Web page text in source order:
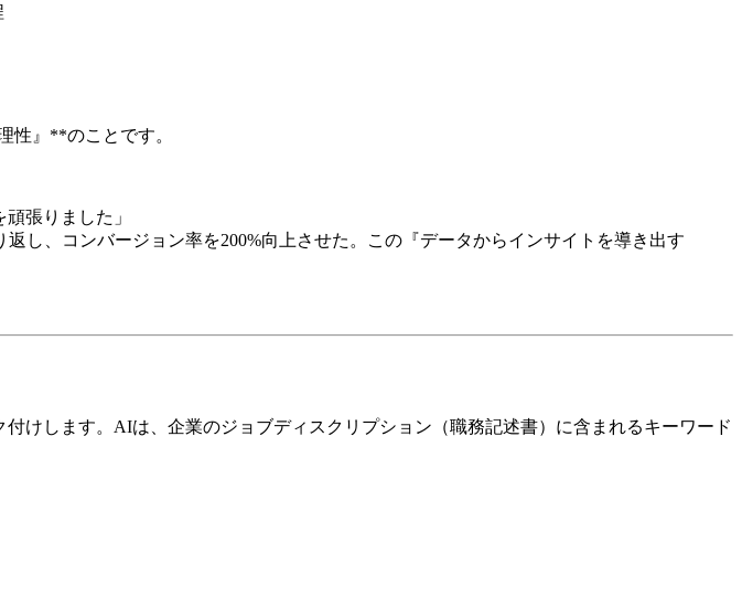
性』**のことです。
張りました」
し、コンバージョン率を200%向上させた。この『データからインサイトを導き出す
けします。AIは、企業のジョブディスクリプション（職務記述書）に含まれるキーワード